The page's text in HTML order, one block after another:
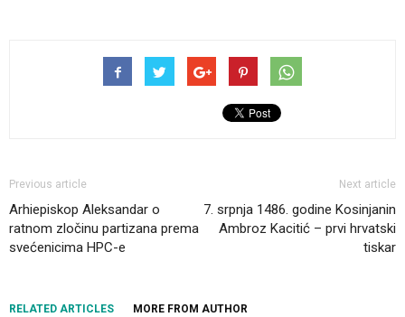
Previous article
Arhiepiskop Aleksandar o
ratnom zločinu partizana prema
svećenicima HPC-e
Next article
7. srpnja 1486. godine Kosinjanin
Ambroz Kacitić – prvi hrvatski
tiskar
RELATED ARTICLES MORE FROM AUTHOR